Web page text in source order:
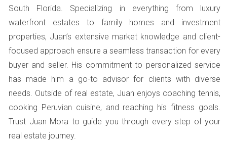
oportunidad en una propiedad muy deseada.
La planificación anticipada es clave. Siempre
verifica qué documentos necesitas antes de
empezar tu búsqueda.
Caso de Estudio 2: Inversor extranjero
Una pareja canadiense decidió invertir en Miami sin
entender bien los requisitos legales para extranjeros. Sin
un número de identificación fiscal estadounidense, su
South Florida. Specializing in everything from luxury
waterfront estates to family homes and investment
properties, Juan’s extensive market knowledge and client-
focused approach ensure a seamless transaction for every
buyer and seller. His commitment to personalized service
has made him a go-to advisor for clients with diverse
needs. Outside of real estate, Juan enjoys coaching tennis,
cooking Peruvian cuisine, and reaching his fitness goals.
Trust Juan Mora to guide you through every step of your
real estate journey.